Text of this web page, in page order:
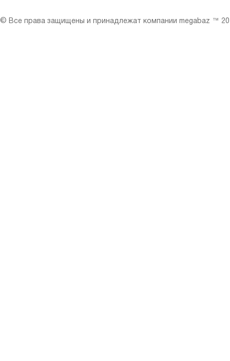
© Все права защищены и принадлежат компании megabaz ™